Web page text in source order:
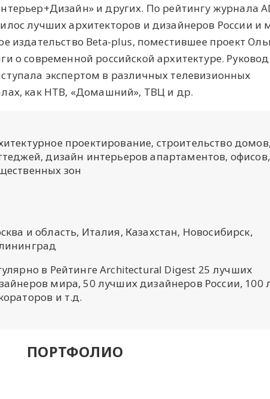
и других. По рейтингу журнала
лучших архитекторов и дизайнеров России и
издательство Beta-plus, поместившее проект
о современной российской архитектуре.
экспертом в различных телевизионных
как НТВ, «Домашний», ТВЦ и др.
проектирование, строительство
дизайн интерьеров апартаментов,
зон
и область, Италия, Казахстан, Новосибирск,
в Рейтинге Architectural Digest 25 лучших
мира, 50 лучших дизайнеров России, 100
и т.д.
ПОРТФОЛИО